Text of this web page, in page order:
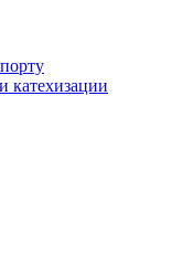
катехизации